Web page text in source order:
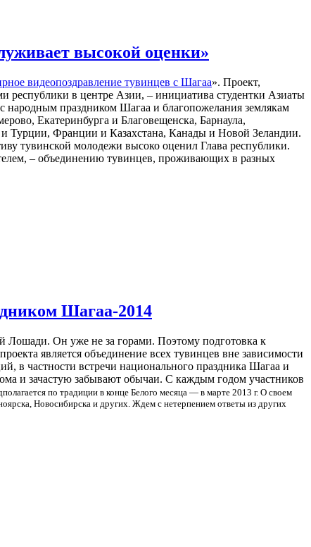
высокой оценки»
видеопоздравление тувинцев с Шагаа». Проект,
республики в центре Азии, – инициатива студентки Азиаты
праздником Шагаа и благопожелания землякам
Екатеринбурга и Благовещенска, Барнаула,
Турции, Франции и Казахстана, Канады и Новой Зеландии.
тувинской молодежи высоко оценил Глава республики.
– объединению тувинцев, проживающих в разных
Шагаа-2014
Лошади. Он уже не за горами. Поэтому подготовка к
является объединение всех тувинцев вне зависимости
в частности встречи национального праздника Шагаа и
и зачастую забывают обычаи. С каждым годом участников
по традиции в конце Белого месяца — в марте 2013 г. О своем
Новосибирска и других. Ждем с нетерпением ответы из других